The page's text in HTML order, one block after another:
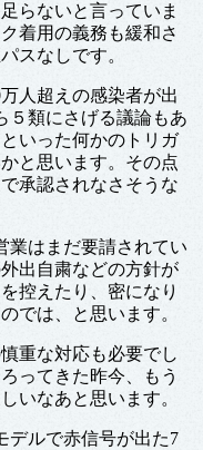
らないと言っていま
着用の義務も緩和さ
スなしです。
人超えの感染者が出
５類にさげる議論もあ
いった何かのトリガ
と思います。その点
承認されなさそうな
業はまだ要請されてい
出自粛などの方針が
控えたり、密になり
では、と思います。
重な対応も必要でし
ってきた昨今、もう
いなあと思います。
デルで赤信号が出た7